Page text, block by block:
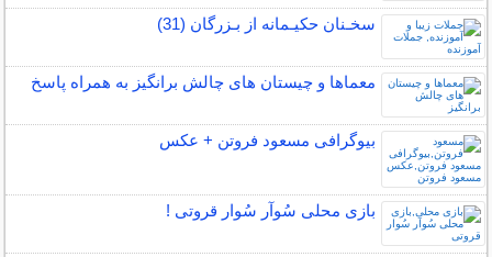
سخـنان حکیـمانه از بـزرگان (31)
معماها و چیستان های چالش برانگیز به همراه پاسخ
بیوگرافی مسعود فروتن + عکس
بازی محلی سُوآر سُوار قروتی !